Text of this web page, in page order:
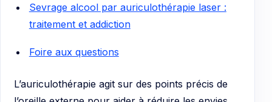
Sevrage alcool par auriculothérapie laser :
traitement et addiction
Foire aux questions
L’auriculothérapie agit sur des points précis de